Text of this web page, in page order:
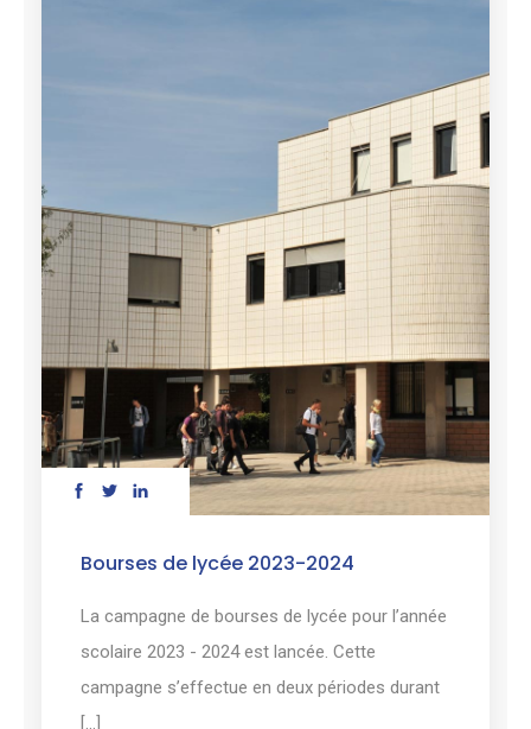
Bourses de lycée 2023-2024
La campagne de bourses de lycée pour l’année
scolaire 2023 - 2024 est lancée. Cette
campagne s’effectue en deux périodes durant
[...]